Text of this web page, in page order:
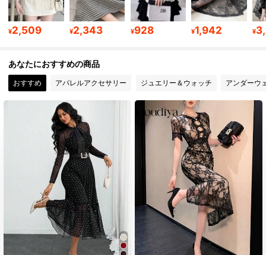
342K フォロワー
4.83 342K フォロワー
4.83
4.83 342K フォロワー
4.83 342K フォロワー
¥2,509 ¥2,343 ¥928 ¥1,942 ¥
あなたにおすすめの商品
おすすめ アパレルアクセサリー ジュエリー＆ウォッチ アンダーウ